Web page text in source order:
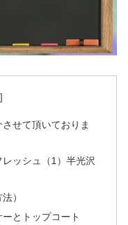
せて頂いておりま
ッシュ（1）半光沢
）
とトップコート